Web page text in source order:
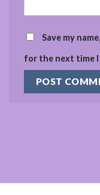
Save my
for the next time I